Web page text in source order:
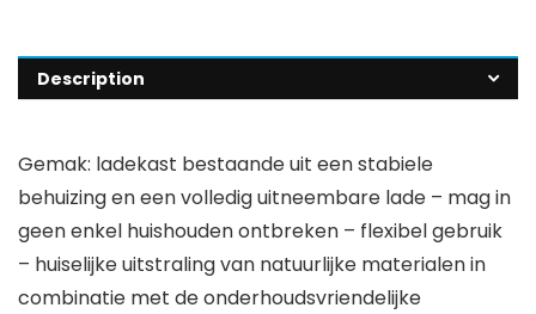
Description
Gemak: ladekast bestaande uit een stabiele
behuizing en een volledig uitneembare lade – mag in
geen enkel huishouden ontbreken – flexibel gebruik
– huiselijke uitstraling van natuurlijke materialen in
combinatie met de onderhoudsvriendelijke